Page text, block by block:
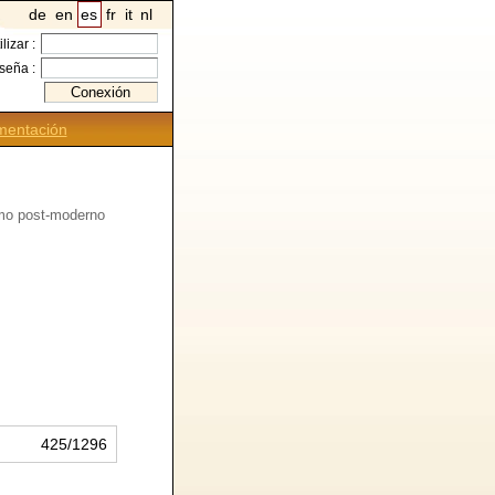
de en es fr it nl
:
:
post-moderno
425/1296